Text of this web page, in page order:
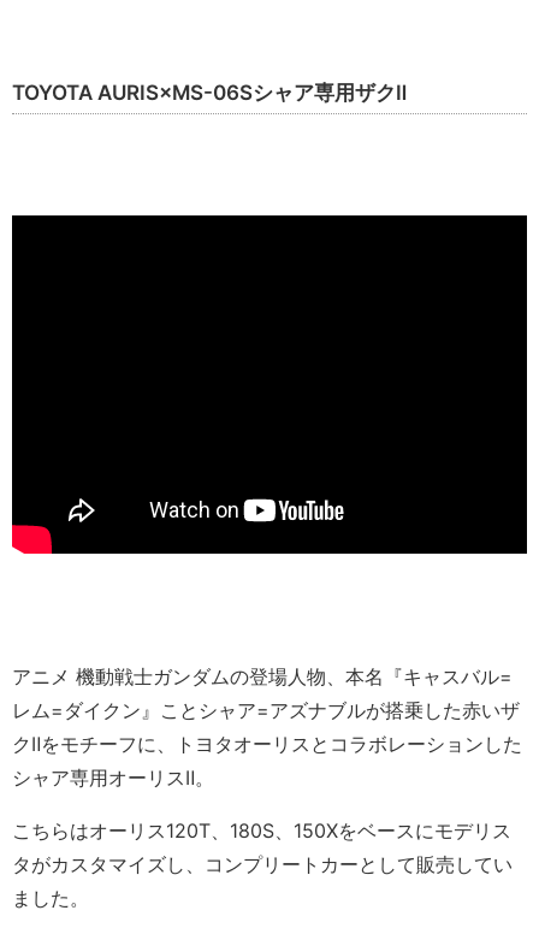
TOYOTA AURIS×MS-06Sシャア専用ザクⅡ
アニメ 機動戦士ガンダムの登場人物、本名『キャスバル=
レム=ダイクン』ことシャア=アズナブルが搭乗した赤いザ
クⅡをモチーフに、トヨタオーリスとコラボレーションした
シャア専用オーリスⅡ。
こちらはオーリス120T、180S、150Xをベースにモデリス
タがカスタマイズし、コンプリートカーとして販売してい
ました。